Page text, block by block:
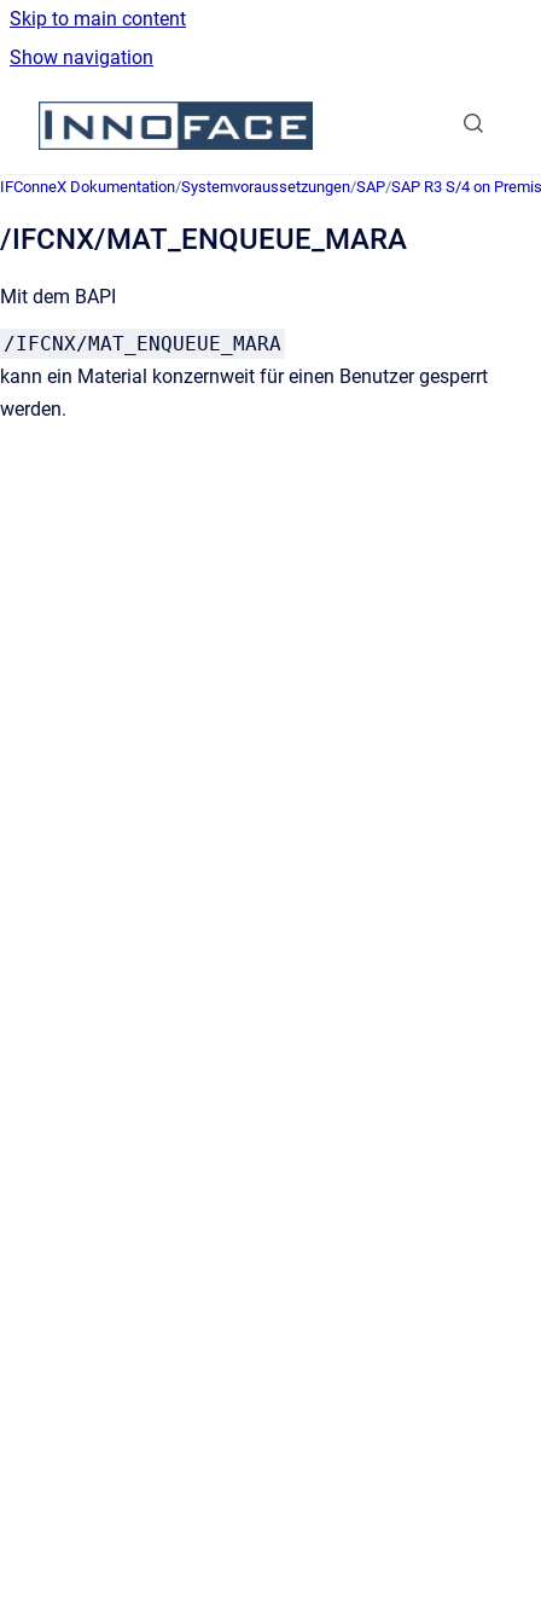
Skip to main content
Show navigation
Go to homepage
IFConneX Dokumentation/Systemvoraussetzungen/SAP/SAP R3 S/4 on
/IFCNX/MAT_ENQUEUE_MARA
Mit dem BAPI
/IFCNX/MAT_ENQUEUE_MARA
kann ein Material konzernweit für einen Benutzer gesperrt
werden.